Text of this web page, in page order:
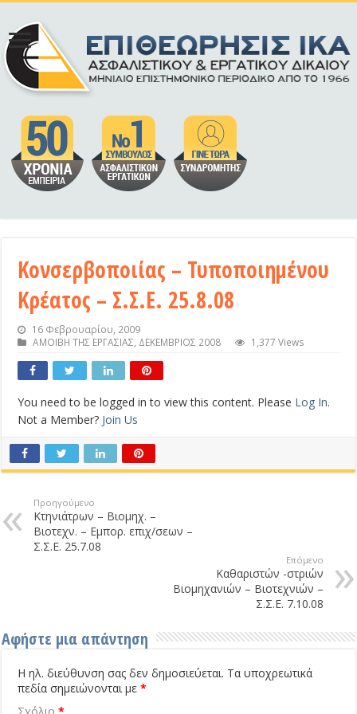
Κονσερβοποιίας – Τυποποιημένου
Κρέατος – Σ.Σ.Ε. 25.8.08
16 Φεβρουαρίου, 2009
ΑΜΟΙΒΗ ΤΗΣ ΕΡΓΑΣΙΑΣ, ΔΕΚΕΜΒΡΙΟΣ 2008 1,377 Views
You need to be logged in to view this content. Please Log In.
Not a Member? Join Us
Προηγούμενο
Κτηνιάτρων – Βιομηχ. –
Βιοτεχν. – Εμπορ. επιχ/σεων –
Σ.Σ.Ε. 25.7.08
Επόμενο
Καθαριστών -στριών
Βιομηχανιών – Βιοτεχνιών –
Σ.Σ.Ε. 7.10.08
Αφήστε μια απάντηση
Η ηλ. διεύθυνση σας δεν δημοσιεύεται. Τα υποχρεωτικά
πεδία σημειώνονται με*